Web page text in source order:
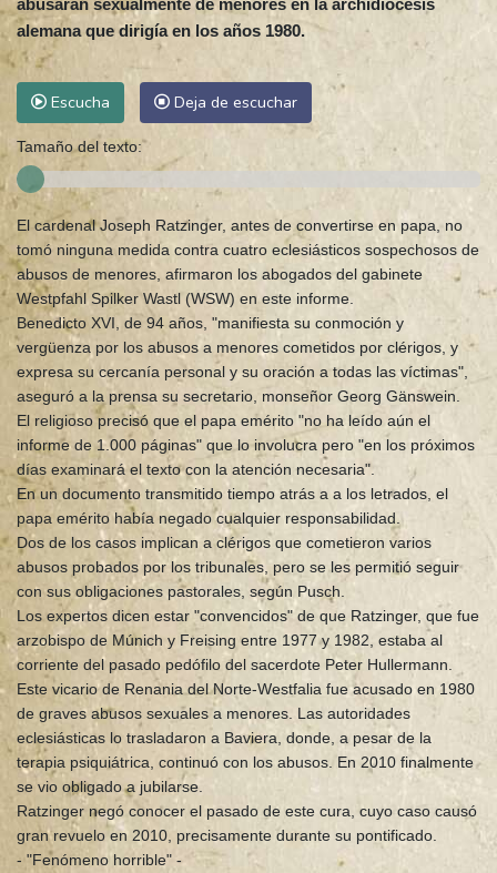
abusaran sexualmente de menores en la archidiócesis
alemana que dirigía en los años 1980.
Escucha Deja de escuchar
Tamaño del texto:
El cardenal Joseph Ratzinger, antes de convertirse en papa, no
tomó ninguna medida contra cuatro eclesiásticos sospechosos de
abusos de menores, afirmaron los abogados del gabinete
Westpfahl Spilker Wastl (WSW) en este informe.
Benedicto XVI, de 94 años, "manifiesta su conmoción y
vergüenza por los abusos a menores cometidos por clérigos, y
expresa su cercanía personal y su oración a todas las víctimas",
aseguró a la prensa su secretario, monseñor Georg Gänswein.
El religioso precisó que el papa emérito "no ha leído aún el
informe de 1.000 páginas" que lo involucra pero "en los próximos
días examinará el texto con la atención necesaria".
En un documento transmitido tiempo atrás a a los letrados, el
papa emérito había negado cualquier responsabilidad.
Dos de los casos implican a clérigos que cometieron varios
abusos probados por los tribunales, pero se les permitió seguir
con sus obligaciones pastorales, según Pusch.
Los expertos dicen estar "convencidos" de que Ratzinger, que fue
arzobispo de Múnich y Freising entre 1977 y 1982, estaba al
corriente del pasado pedófilo del sacerdote Peter Hullermann.
Este vicario de Renania del Norte-Westfalia fue acusado en 1980
de graves abusos sexuales a menores. Las autoridades
eclesiásticas lo trasladaron a Baviera, donde, a pesar de la
terapia psiquiátrica, continuó con los abusos. En 2010 finalmente
se vio obligado a jubilarse.
Ratzinger negó conocer el pasado de este cura, cuyo caso causó
gran revuelo en 2010, precisamente durante su pontificado.
- "Fenómeno horrible" -